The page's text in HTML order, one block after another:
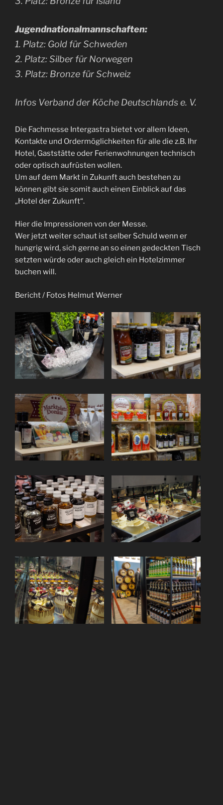
Jugendnationalmannschaften:
1. Platz: Gold für Schweden
2. Platz: Silber für Norwegen
3. Platz: Bronze für Schweiz
Infos Verband der Köche Deutschlands e. V.
Die Fachmesse Intergastra bietet vor allem Ideen,
Kontakte und Ordermöglichkeiten für alle die z.B. Ihr
Hotel, Gaststätte oder Ferienwohnungen technisch
oder optisch aufrüsten wollen.
Um auf dem Markt in Zukunft auch bestehen zu
können gibt sie somit auch einen Einblick auf das
„Hotel der Zukunft“.
Hier die Impressionen von der Messe.
Wer jetzt weiter schaut ist selber Schuld wenn er
hungrig wird, sich gerne an so einen gedeckten Tisch
setzten würde oder auch gleich ein Hotelzimmer
buchen will.
Bericht / Fotos Helmut Werner